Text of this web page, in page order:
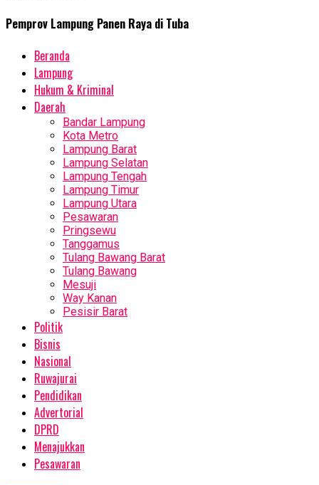
Pemprov Lampung Panen Raya di Tuba
Beranda
Lampung
Hukum & Kriminal
Daerah
Bandar Lampung
Kota Metro
Lampung Barat
Lampung Selatan
Lampung Tengah
Lampung Timur
Lampung Utara
Pesawaran
Pringsewu
Tanggamus
Tulang Bawang Barat
Tulang Bawang
Mesuji
Way Kanan
Pesisir Barat
Politik
Bisnis
Nasional
Ruwajurai
Pendidikan
Advertorial
DPRD
Menajukkan
Pesawaran